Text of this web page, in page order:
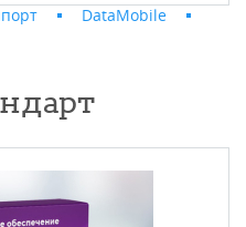
DataMobile